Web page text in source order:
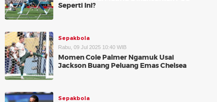
Seperti Ini?
Sepakbola
Rabu, 09 Jul 2025 10:40 WIB
Momen Cole Palmer Ngamuk Usai
Jackson Buang Peluang Emas Chelsea
Sepakbola